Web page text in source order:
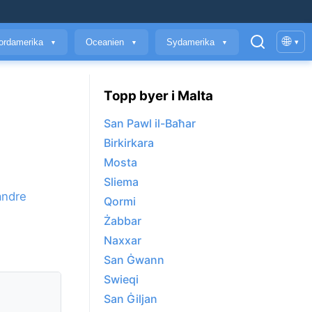
▼ Oceanien ▼ Sydamerika ▼ 🌐 ▾
Topp byer i Malta
San Pawl il-Baħar
Birkirkara
Mosta
Sliema
Qormi
Żabbar
Naxxar
San Ġwann
Swieqi
San Ġiljan